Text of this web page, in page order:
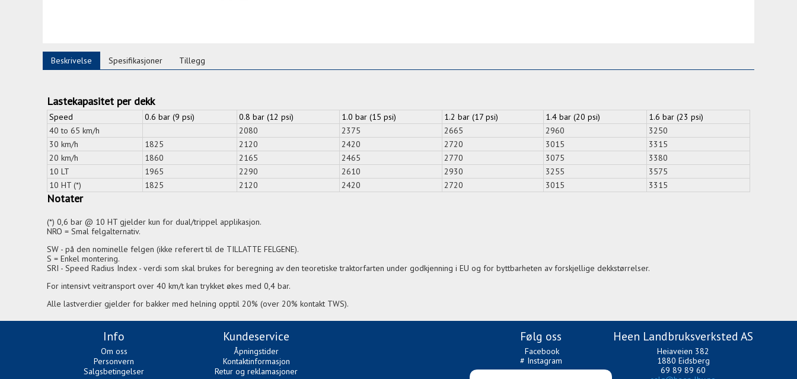
Beskrivelse Spesifikasjoner Tillegg
Lastekapasitet per dekk
Speed 0.6 bar (9 psi) 0.8 bar (12 psi) 1.0 bar (15 psi) 1.2 bar (17 psi) 1.4 bar (20 psi)
1.6 bar (23 psi)
40 to 65 km/h
2080 2375 2665 2960
3250
30 km/h
1825 2120 2420 2720 3015
3315
20 km/h
1860 2165 2465 2770 3075
3380
10 LT
1965 2290 2610 2930 3255
3575
10 HT (*)
1825 2120 2420 2720 3015 3315
Notater
(*) 0,6 bar @ 10 HT gjelder kun for dual/trippel applikasjon.
NRO = Smal felgalternativ.
SW - på den nominelle felgen (ikke referert til de TILLATTE FELGENE).
S = Enkel montering.
SRI - Speed Radius Index - verdi som skal brukes for beregning av den teoretiske traktorfarten under godkjenning i EU og for byttbarheten av forskjellige dekkstørrelser.
For intensivt veitransport over 40 km/t kan trykket økes med 0,4 bar.
Alle lastverdier gjelder for bakker med helning opptil 20% (over 20% kontakt TWS).
Info
Om oss
Personvern
Salgsbetingelser
Kundeservice
Åpningstider
Kontaktinformasjon
Retur og reklamasjoner
Følg oss
Facebook
# Instagram
Heen Landbruksverksted AS
Heiaveien 382
1880 Eidsberg
69 89 89 60